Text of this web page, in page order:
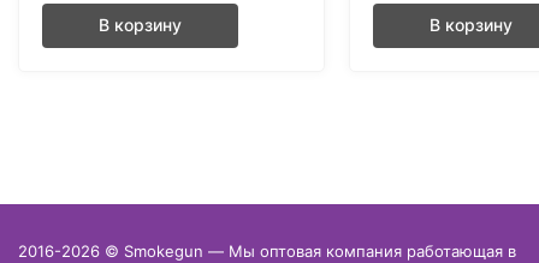
В корзину В корзину
2016-2026 © Smokegun — Мы оптовая компания работающая в